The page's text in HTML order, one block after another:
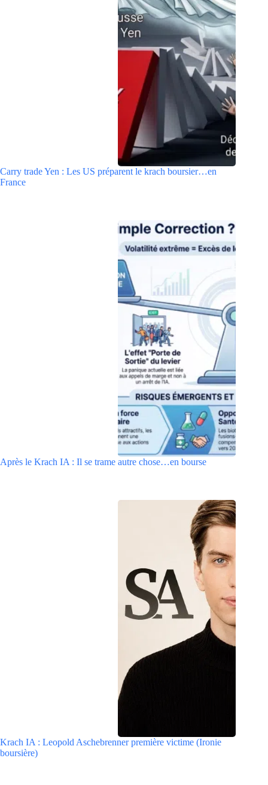
Carry trade Yen : Les US préparent le krach boursier…en
France
Après le Krach IA : Il se trame autre chose…en bourse
Krach IA : Leopold Aschebrenner première victime (Ironie
boursière)